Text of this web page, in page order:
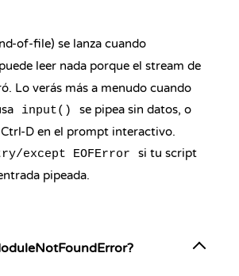
of-file) se lanza cuando
leer nada porque el stream de
Lo verás más a menudo cuando
input()
se pipea sin datos, o
D en el prompt interactivo.
except EOFError
si tu script
pipeada.